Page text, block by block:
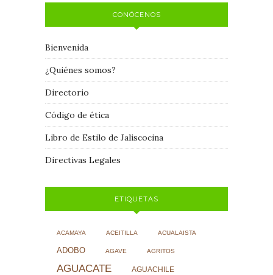
CONÓCENOS
Bienvenida
¿Quiénes somos?
Directorio
Código de ética
Libro de Estilo de Jaliscocina
Directivas Legales
ETIQUETAS
ACAMAYA ACEITILLA ACUALAISTA
ADOBO AGAVE AGRITOS
AGUACATE AGUACHILE